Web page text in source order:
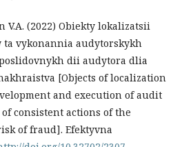
V.A. (2022) Obiekty lokalizatsii
ta vykonannia audytorskykh
dii audytora dlia
[Objects of localization
and execution of audit
consistent actions of the
of fraud]. Efektyvna